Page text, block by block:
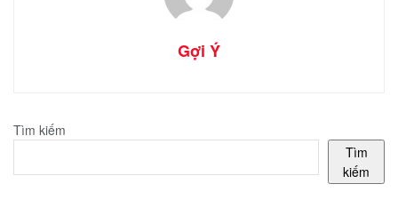
Gợi Ý
Tìm kiếm
Tìm
kiếm